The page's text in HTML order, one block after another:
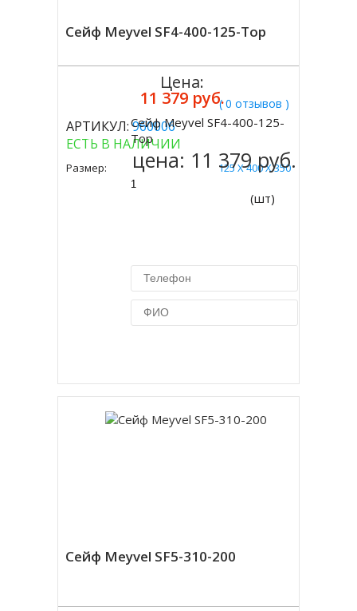
Сейф Meyvel SF4-400-125-Top
( 0 отзывов )
АРТИКУЛ:960006
ЕСТЬ В НАЛИЧИИ
Размер: 125 Х 400 Х 350
Цена:
11 379 руб.
Купить
Сейф Meyvel SF4-400-125-
Top
цена: 11 379 руб.
(шт)
Сейф Meyvel SF5-310-200